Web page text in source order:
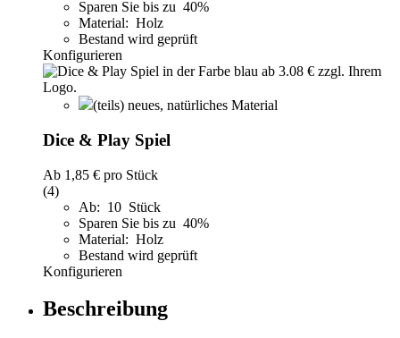
Sparen Sie bis zu 40%
Material: Holz
Bestand wird geprüft
Konfigurieren
(teils) neues, natürliches Material
Dice & Play Spiel
Ab 1,85 € pro Stück
(4)
Ab: 10 Stück
Sparen Sie bis zu 40%
Material: Holz
Bestand wird geprüft
Konfigurieren
Beschreibung